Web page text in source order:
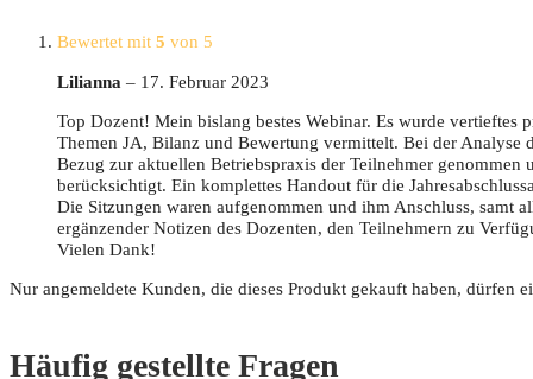
Bewertet mit 5 von 5
Lili­an­na – 17. Februar 2023
Top Dozent! Mein bis­lang bes­tes Web­i­nar. Es wur­de ver­tief­tes
The­men JA, Bilanz und Bewer­tung ver­mit­telt. Bei der Ana­ly­se
Bezug zur aktu­el­len Betriebs­pra­xis der Teil­neh­mer genom­men
berück­sich­tigt. Ein kom­plet­tes Hand­out für die
Die Sit­zun­gen waren auf­ge­nom­men und ihm Anschluss, samt
ergän­zen­der Noti­zen des Dozen­ten, den Teil­neh­mern zu
Vie­len Dank!
Nur angemeldete Kunden, die dieses Produkt gekauft haben, dürfen
Häufig gestellte Fragen